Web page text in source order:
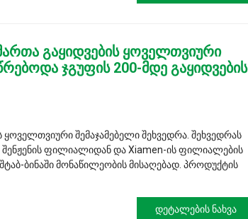
გაყიდვების ყოველთვიური
ჯგუფის 200-მდე გაყიდვების
შემაჯამებელი შეხვედრა. შეხვედრას
შენჟენის ფილიალიდან და Xiamen-ის ფილიალების
ბინაში მონაწილეობის მისაღებად. პროდუქტის
Დეტალების Ნახვა